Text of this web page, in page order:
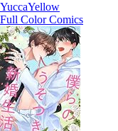
YuccaYellow
Full Color Comics